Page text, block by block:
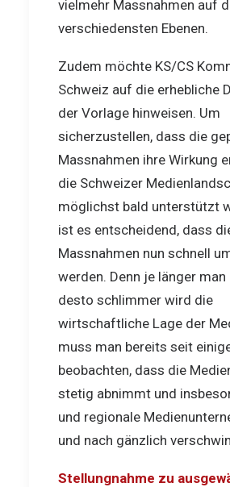
vielmehr Massnahmen auf
verschiedensten Ebenen.
Zudem möchte KS/CS
Schweiz auf die erhebliche
der Vorlage hinweisen. Um
sicherzustellen, dass die
Massnahmen ihre Wirkung
die Schweizer
möglichst bald unterstützt
ist es entscheidend, dass
Massnahmen nun schnell
werden. Denn je länger
desto schlimmer wird die
wirtschaftliche Lage der
muss man bereits seit
beobachten, dass die
stetig abnimmt und
und regionale
und nach gänzlich
Stellungnahme zu